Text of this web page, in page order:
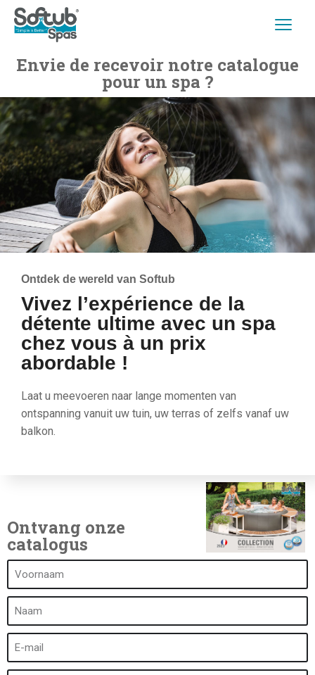
Envie de recevoir notre catalogue
pour un spa ?
Ontdek de wereld van Softub
Vivez l’expérience de la
détente ultime avec un spa
chez vous à un prix
abordable !
Laat u meevoeren naar lange momenten van
ontspanning vanuit uw tuin, uw terras of zelfs vanaf uw
balkon.
Ontvang onze
catalogus